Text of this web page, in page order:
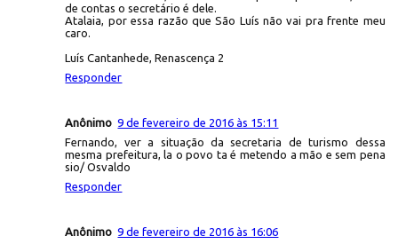
de contas o secretário é dele.
Atalaia, por essa razão que São Luís não vai pra frente meu
caro.
Luís Cantanhede, Renascença 2
Responder
Anônimo 9 de fevereiro de 2016 às 15:11
Fernando, ver a situação da secretaria de turismo dessa
mesma prefeitura, la o povo ta é metendo a mão e sem pena
sio/ Osvaldo
Responder
Anônimo 9 de fevereiro de 2016 às 16:06